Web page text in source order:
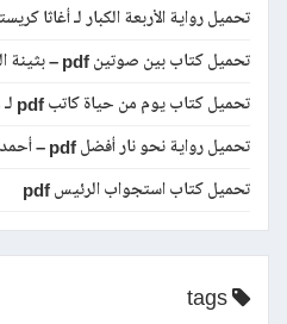
تحميل رواية الأربعة الكبار لـ أغاثا
تحميل كتاب بين صوتين pdf – بثينة العيسى
تحميل كتاب يوم من حياة كاتب pdf لـ ٥٩ مؤلف
تحميل رواية نحو نار أفضل pdf – أحمد خلف
تحميل كتاب استجواب الرئيس pdf